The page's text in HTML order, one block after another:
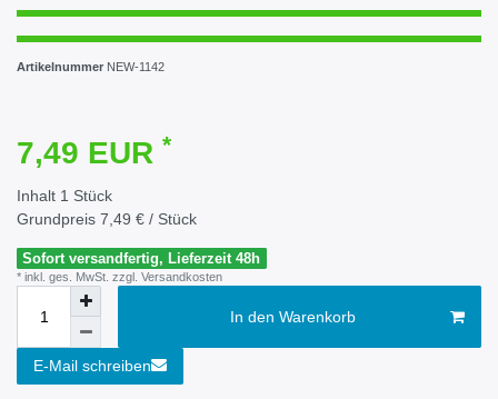
Artikelnummer NEW-1142
7,49 EUR *
Inhalt 1 Stück
Grundpreis 7,49 € / Stück
Sofort versandfertig, Lieferzeit 48h
* inkl. ges. MwSt. zzgl. Versandkosten
In den Warenkorb
E-Mail schreiben